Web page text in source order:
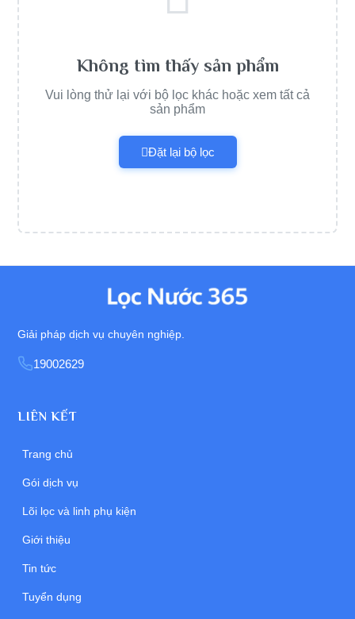
Không tìm thấy sản phẩm
Vui lòng thử lại với bộ lọc khác hoặc xem tất cả
sản phẩm
Đặt lại bộ lọc
Giải pháp dịch vụ chuyên nghiệp.
19002629
LIÊN KẾT
Trang chủ
Gói dịch vụ
Lõi lọc và linh phụ kiện
Giới thiệu
Tin tức
Tuyển dụng